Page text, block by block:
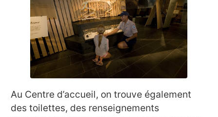
Au Centre d’accueil, on trouve également
des toilettes, des renseignements